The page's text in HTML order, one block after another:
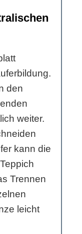
den
weiter.
kann die
Trennen
leicht